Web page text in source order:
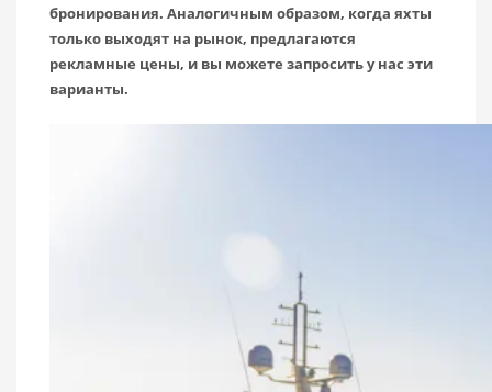
бронирования. Аналогичным образом, когда яхты
только выходят на рынок, предлагаются
рекламные цены, и вы можете запросить у нас эти
варианты.